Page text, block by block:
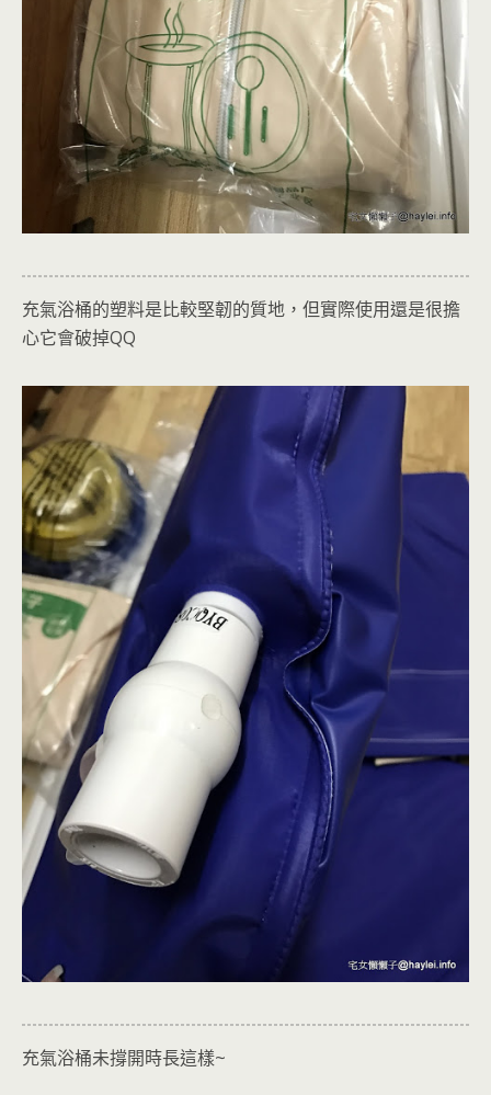
充氣浴桶的塑料是比較堅韌的質地，但實際使用還是很擔
心它會破掉QQ
充氣浴桶未撐開時長這樣~